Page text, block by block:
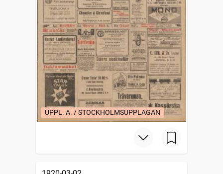
UPPL. A. / STOCKHOLMSUPPLAGAN